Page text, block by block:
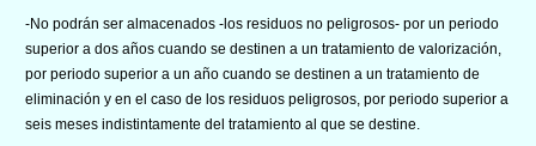
-No podrán ser almacenados -los residuos no peligrosos- por un periodo
superior a dos años cuando se destinen a un tratamiento de valorización,
por periodo superior a un año cuando se destinen a un tratamiento de
eliminación y en el caso de los residuos peligrosos, por periodo superior a
seis meses indistintamente del tratamiento al que se destine.